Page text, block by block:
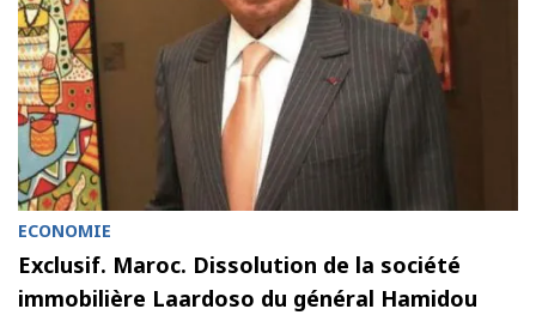
ECONOMIE
Exclusif. Maroc. Dissolution de la société
immobilière Laardoso du général Hamidou